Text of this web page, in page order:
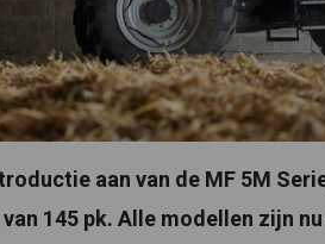
aan van de MF 5M
145 pk. Alle modellen zijn